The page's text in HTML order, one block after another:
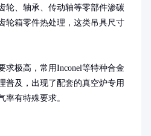
轮、轴承、传动轴等零部件渗碳
轮箱零件热处理，这类吊具尺寸
求极高，常用Inconel等特种合金
普及，出现了配套的真空炉专用
率有特殊要求。